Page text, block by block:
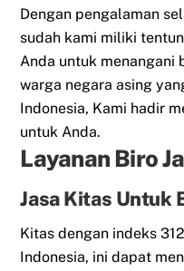
Dengan pengalaman
sudah kami miliki
Anda untuk menangani
warga negara asing
Indonesia, Kami hadir
untuk Anda.
Layanan Biro
Jasa Kitas Untuk
Kitas dengan indeks
Indonesia, ini dapat